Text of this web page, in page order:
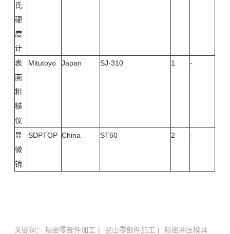
氏
硬
度
计
表
面
粗
糙
仪
Mitutoyo Japan SJ-310 1 -
显
微
镜
SDPTOP China ST60 2 -
关键词：精密零部件加工 昆山零部件加工 精密冲压模具